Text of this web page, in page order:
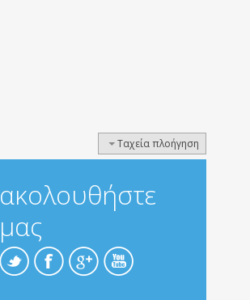
Ταχεία πλοήγηση
ακολουθήστε
μας